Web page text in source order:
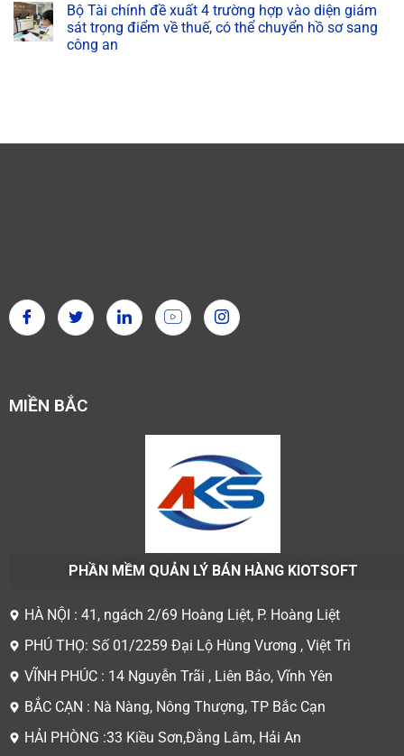
Bộ Tài chính đề xuất 4 trường hợp vào diện giám
sát trọng điểm về thuế, có thể chuyển hồ sơ sang
công an
MIỀN BẮC
PHẦN MỀM QUẢN LÝ BÁN HÀNG KIOTSOFT
HÀ NỘI : 41, ngách 2/69 Hoàng Liệt, P. Hoàng Liệt
PHÚ THỌ: Số 01/2259 Đại Lộ Hùng Vương , Việt Trì
VĨNH PHÚC : 14 Nguyễn Trãi , Liên Bảo, Vĩnh Yên
BẮC CẠN : Nà Nàng, Nông Thượng, TP Bắc Cạn
HẢI PHÒNG :33 Kiều Sơn,Đằng Lâm, Hải An